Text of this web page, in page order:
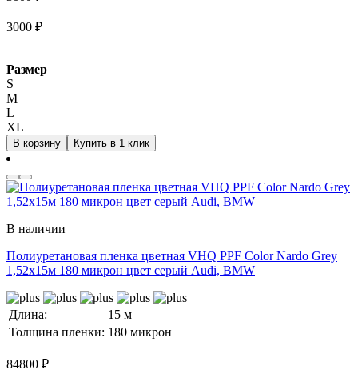
3000 ₽
Размер
S
M
L
XL
В корзину Купить в 1 клик
В наличии
Полиуретановая пленка цветная VHQ PPF Color Nardo Grey
1,52х15м 180 микрон цвет серый Audi, BMW
Длина:
15 м
Толщина пленки: 180 микрон
84800 ₽